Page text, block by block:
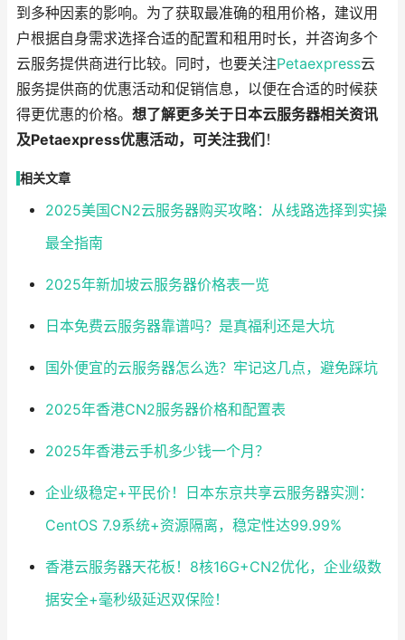
到多种因素的影响。为了获取最准确的租用价格，建议用
户根据自身需求选择合适的配置和租用时长，并咨询多个
云服务提供商进行比较。同时，也要关注Petaexpress云
服务提供商的优惠活动和促销信息，以便在合适的时候获
得更优惠的价格。 想了解更多关于日本云服务器相关资讯
及Petaexpress优惠活动，可关注我们 ！
相关文章
2025美国CN2云服务器购买攻略：从线路选择到实操
最全指南
2025年新加坡云服务器价格表一览
日本免费云服务器靠谱吗？是真福利还是大坑
国外便宜的云服务器怎么选？牢记这几点，避免踩坑
2025年香港CN2服务器价格和配置表
2025年香港云手机多少钱一个月？
企业级稳定+平民价！日本东京共享云服务器实测：
CentOS 7.9系统+资源隔离，稳定性达99.99%
香港云服务器天花板！8核16G+CN2优化，企业级数
据安全+毫秒级延迟双保险！